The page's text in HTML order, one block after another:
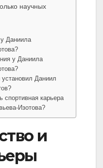
научных
у Даниила
у Даниила
установил Даниил
спортивная карьера
Изотова?
и